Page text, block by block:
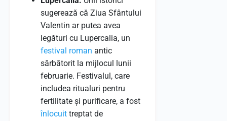
sugerează că Ziua Sfântului
Valentin ar putea avea
legături cu Lupercalia, un
festival roman antic
sărbătorit la mijlocul lunii
februarie. Festivalul, care
includea ritualuri pentru
fertilitate și purificare, a fost
înlocuit treptat de